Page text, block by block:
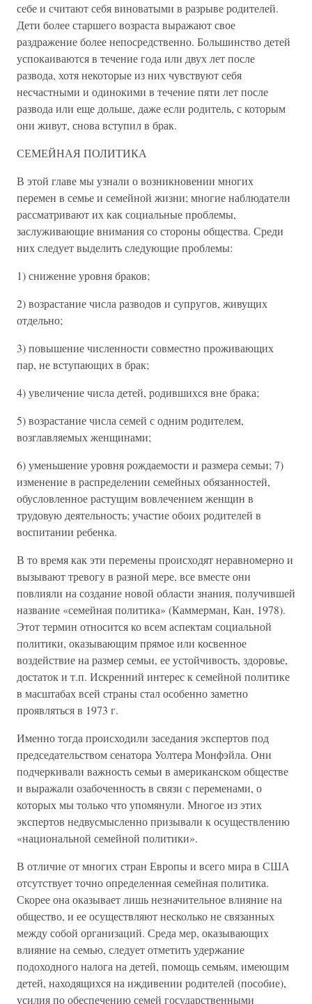
себе и считают себя виноватыми в разрыве родителей.
Дети более старшего возраста выражают свое
раздражение более непосредственно. Большинство детей
успокаиваются в течение года или двух лет после
развода, хотя некоторые из них чувствуют себя
несчастными и одинокими в течение пяти лет после
развода или еще дольше, даже если родитель, с которым
они живут, снова вступил в брак.
СЕМЕЙНАЯ ПОЛИТИКА
В этой главе мы узнали о возникновении многих
перемен в семье и семейной жизни; многие наблюдатели
рассматривают их как социальные проблемы,
заслуживающие внимания со стороны общества. Среди
них следует выделить следующие проблемы:
1) снижение уровня браков;
2) возрастание числа разводов и супругов, живущих
отдельно;
3) повышение численности совместно проживающих
пар, не вступающих в брак;
4) увеличение числа детей, родившихся вне брака;
5) возрастание числа семей с одним родителем,
возглавляемых женщинами;
6) уменьшение уровня рождаемости и размера семьи; 7)
изменение в распределении семейных обязанностей,
обусловленное растущим вовлечением женщин в
трудовую деятельность; участие обоих родителей в
воспитании ребенка.
В то время как эти перемены происходят неравномерно и
вызывают тревогу в разной мере, все вместе они
повлияли на создание новой области знания, получившей
название «семейная политика» (Каммерман, Кан, 1978).
Этот термин относится ко всем аспектам социальной
политики, оказывающим прямое или косвенное
воздействие на размер семьи, ее устойчивость, здоровье,
достаток и т.п. Искренний интерес к семейной политике
в масштабах всей страны стал особенно заметно
проявляться в 1973 г.
Именно тогда происходили заседания экспертов под
председательством сенатора Уолтера Монфэйла. Они
подчеркивали важность семьи в американском обществе
и выражали озабоченность в связи с переменами, о
которых мы только что упомянули. Многое из этих
экспертов недвусмысленно призывали к осуществлению
«национальной семейной политики».
В отличие от многих стран Европы и всего мира в США
отсутствует точно определенная семейная политика.
Скорее она оказывает лишь незначительное влияние на
общество, и ее осуществляют несколько не связанных
между собой организаций. Среда мер, оказывающих
влияние на семью, следует отметить удержание
подоходного налога на детей, помощь семьям, имеющим
детей, находящихся на иждивении родителей (пособие),
усилия по обеспечению семей государственными